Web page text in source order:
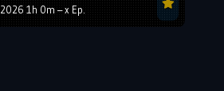
2026 1h 0m – x Ep.